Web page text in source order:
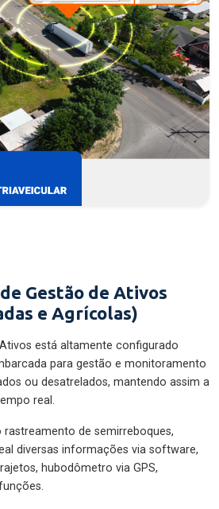
Gestão de Ativos
e Agrícolas)
está altamente configurado
para gestão e monitoramento
ou desatrelados, mantendo assim a
real.
de semirreboques,
diversas informações via software,
hubodômetro via GPS,